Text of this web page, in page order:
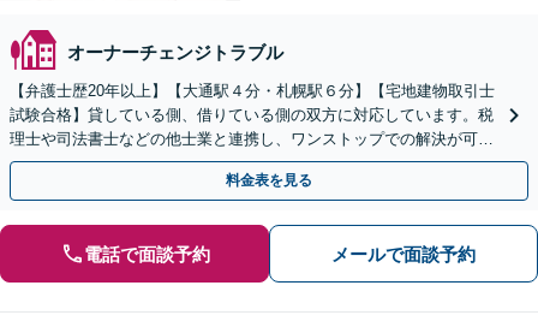
オーナーチェンジトラブル
【弁護士歴20年以上】【大通駅４分・札幌駅６分】【宅地建物取引士
試験合格】貸している側、借りている側の双方に対応しています。税
理士や司法書士などの他士業と連携し、ワンストップでの解決が可能
です。問題が複雑化する前に、お早めにご相談ください。
料金表を見る
電話で面談予約 メールで面談予約